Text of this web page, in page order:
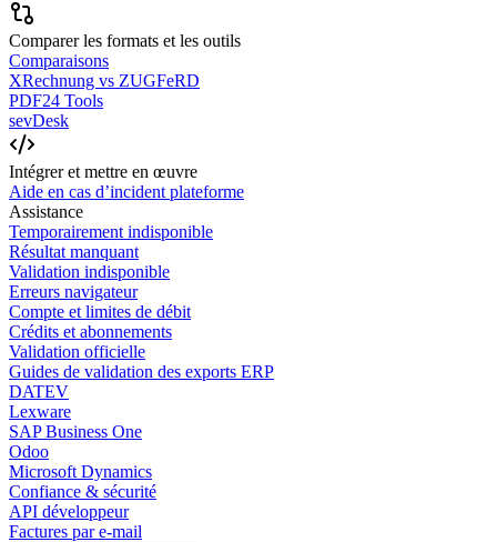
Comparer les formats et les outils
Comparaisons
XRechnung vs ZUGFeRD
PDF24 Tools
sevDesk
Intégrer et mettre en œuvre
Aide en cas d’incident plateforme
Assistance
Temporairement indisponible
Résultat manquant
Validation indisponible
Erreurs navigateur
Compte et limites de débit
Crédits et abonnements
Validation officielle
Guides de validation des exports ERP
DATEV
Lexware
SAP Business One
Odoo
Microsoft Dynamics
Confiance & sécurité
API développeur
Factures par e-mail